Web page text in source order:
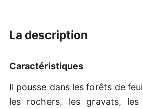
la description
Caractéristiques
Il pousse dans les forêts de
les rochers, les gravats, les